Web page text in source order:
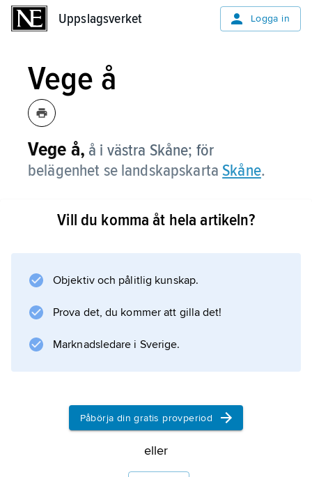
Uppslagsverket Logga in
Vege å
Vege å, å i västra Skåne; för
belägenhet se landskapskartaSkåne.
Vill du komma åt hela artikeln?
Objektiv och pålitlig kunskap.
Prova det, du kommer att gilla det!
Marknadsledare i Sverige.
Påbörja din gratis provperiod
eller